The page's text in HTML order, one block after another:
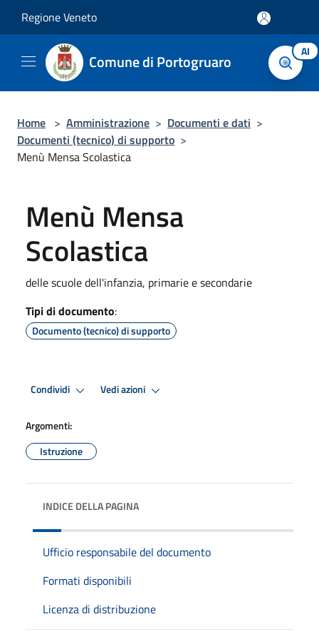
Regione Veneto
Comune di Portogruaro AI
Home > Amministrazione > Documenti e dati >
Documenti (tecnico) di supporto >
Menù Mensa Scolastica
Menù Mensa
Scolastica
delle scuole dell'infanzia, primarie e secondarie
Tipi di documento:
Documento (tecnico) di supporto
Condividi Vedi azioni
Argomenti:
Istruzione
INDICE DELLA PAGINA
Ufficio responsabile del documento
Formati disponibili
Licenza di distribuzione